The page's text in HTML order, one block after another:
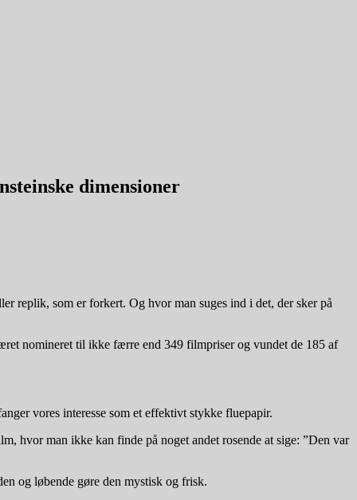
dimensioner
replik, som er forkert. Og hvor man suges ind i det, der sker på
nomineret til ikke færre end 349 filmpriser og vundet de 185 af
vores interesse som et effektivt stykke fluepapir.
hvor man ikke kan finde på noget andet rosende at sige: ”Den var
og løbende gøre den mystisk og frisk.